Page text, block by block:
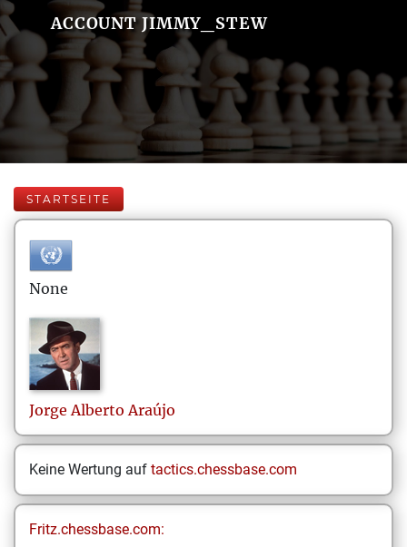
ACCOUNT JIMMY_STEW
STARTSEITE
None
Jorge Alberto Araújo
Keine Wertung auf tactics.chessbase.com
Fritz.chessbase.com: